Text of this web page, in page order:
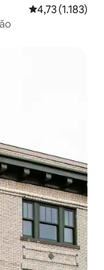
4,73 de uma
4,73 (1.183)